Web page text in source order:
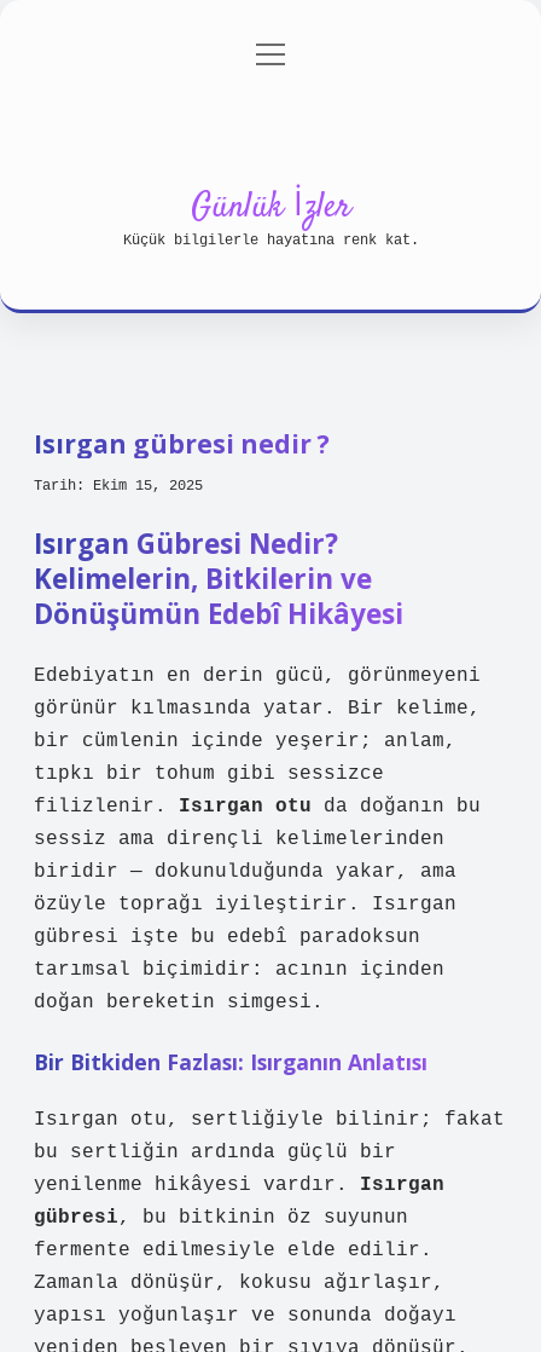
Gizlilik Politikası
menüyü
Günlük İzler
Küçük bilgilerle hayatına renk kat.
Isırgan gübresi nedir ?
Tarih: Ekim 15, 2025
Isırgan Gübresi Nedir?
Kelimelerin, Bitkilerin ve
Dönüşümün Edebî Hikâyesi
Edebiyatın en derin gücü, görünmeyeni
görünür kılmasında yatar. Bir kelime,
bir cümlenin içinde yeşerir; anlam,
tıpkı bir tohum gibi sessizce
filizlenir. Isırgan otu da doğanın bu
sessiz ama dirençli kelimelerinden
biridir — dokunulduğunda yakar, ama
özüyle toprağı iyileştirir. Isırgan
gübresi işte bu edebî paradoksun
tarımsal biçimidir: acının içinden
doğan bereketin simgesi.
Bir Bitkiden Fazlası: Isırganın Anlatısı
Isırgan otu, sertliğiyle bilinir; fakat
bu sertliğin ardında güçlü bir
yenilenme hikâyesi vardır. Isırgan
gübresi, bu bitkinin öz suyunun
fermente edilmesiyle elde edilir.
Zamanla dönüşür, kokusu ağırlaşır,
yapısı yoğunlaşır ve sonunda doğayı